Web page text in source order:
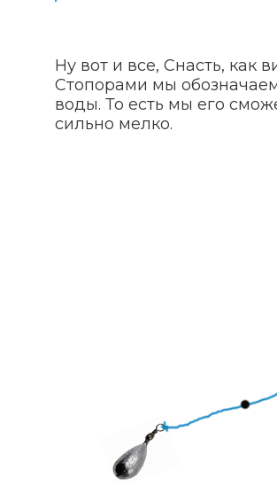
Ну вот и все, Снасть, как
Стопорами мы
воды. То есть мы его
сильно мелко.